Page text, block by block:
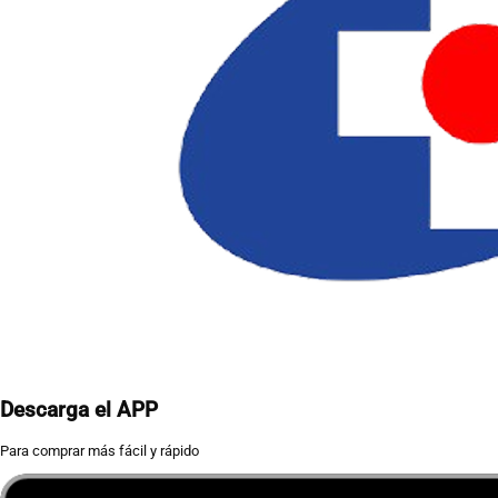
Descarga el APP
Para comprar más fácil y rápido